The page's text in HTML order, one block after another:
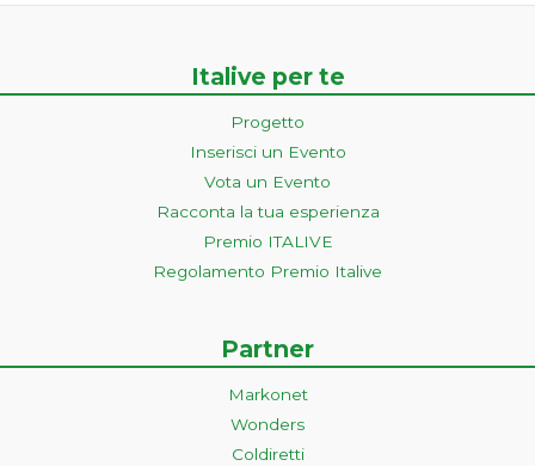
Italive per te
Progetto
Inserisci un Evento
Vota un Evento
Racconta la tua esperienza
Premio ITALIVE
Regolamento Premio Italive
Partner
Markonet
Wonders
Coldiretti